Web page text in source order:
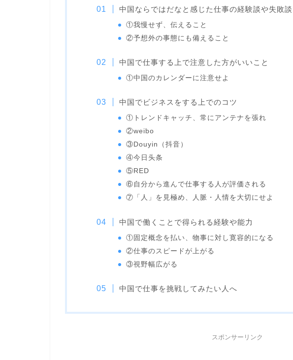
中国ならではだなと感じた仕事の経験談や失敗談
①我慢せず、伝えること
②予想外の事態にも備えること
中国で仕事する上で注意した方がいいこと
①中国のカレンダーに注意せよ
中国でビジネスをする上でのコツ
①トレンドキャッチ、常にアンテナを張れ
②weibo
③Douyin（抖音）
④今日头条
⑤RED
⑥自分から進んで仕事する人が評価される
⑦「人」を見極め、人脈・人情を大切にせよ
中国で働くことで得られる経験や能力
①固定概念を払い、物事に対し寛容的になる
②仕事のスピードが上がる
③視野幅広がる
中国で仕事を挑戦してみたい人へ
スポンサーリンク